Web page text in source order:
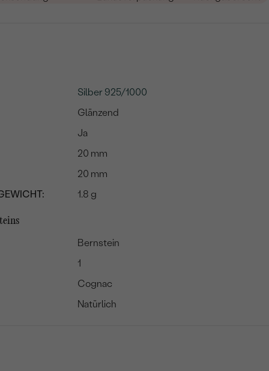
Silber 925/1000
Glänzend
Ja
20 mm
20 mm
1.8 g
Bernstein
1
Cognac
Natürlich